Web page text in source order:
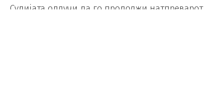
Судијата одлучи да го продолжи натпреварот